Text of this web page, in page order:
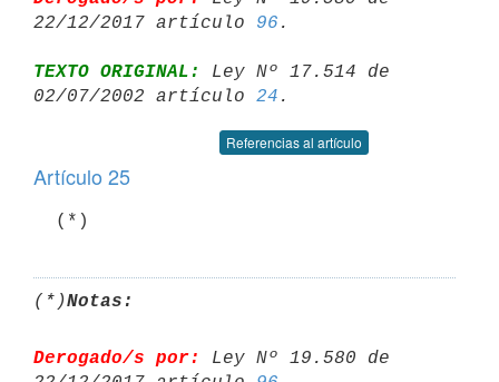
22/12/2017 artículo 96
TEXTO ORIGINAL:
Ley Nº 17.514 de
02/07/2002 artículo 24
Referencias al artículo
Artículo 25
  (*)
(*)Notas:
Derogado/s por:
Ley Nº 19.580 de